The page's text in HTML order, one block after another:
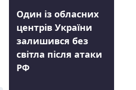
Один із обласних
центрів України
залишився без
світла після атаки
РФ